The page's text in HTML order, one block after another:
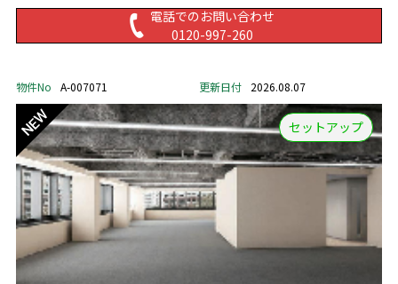
電話でのお問い合わせ
0120-997-260
物件No A-007071 更新日付 2026.08.07
セットアップ